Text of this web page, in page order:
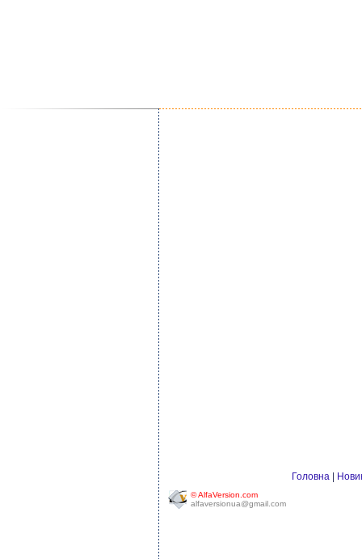
Головна|
© AlfaVersion.com
alfaversionua@gmail.com